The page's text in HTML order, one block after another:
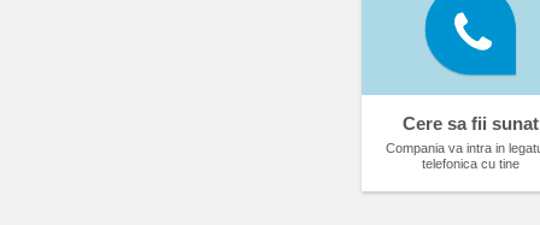
Cere sa fii sunat
Compania va intra in
telefonica cu tine